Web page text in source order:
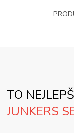
TO
JUNKERS